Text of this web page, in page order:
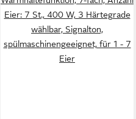
Eier: 7 St., 400 W, 3 Härtegrade
wählbar, Signalton,
spülmaschinengeeignet, für 1 - 7
Eier